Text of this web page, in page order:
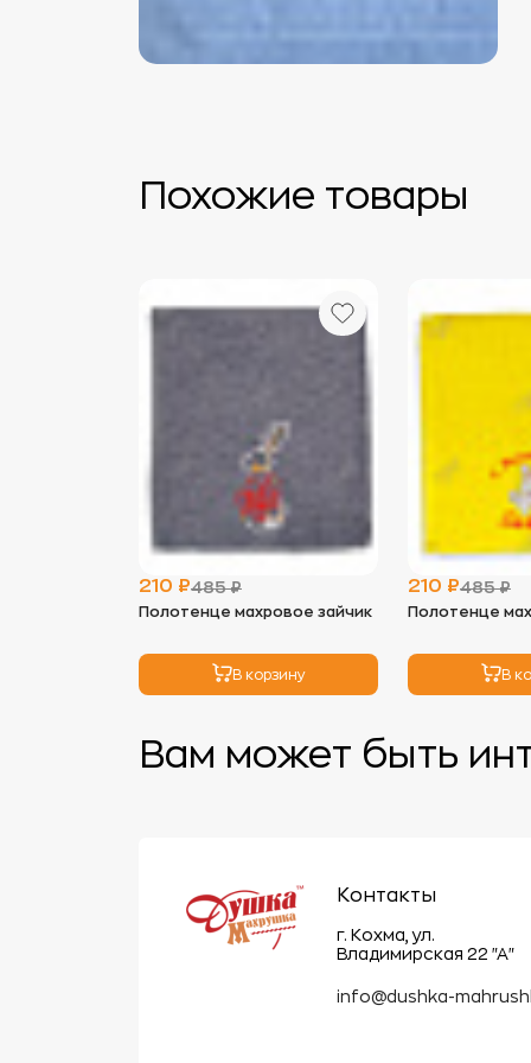
Похожие товары
210 ₽485 ₽
Полотенце махровое зайчик
В корзину
210 ₽485 ₽
Полотенце
В
Вам может быть
Контакты
г. Кохма, ул.
Владимирская 22 "А"
info@dushka-